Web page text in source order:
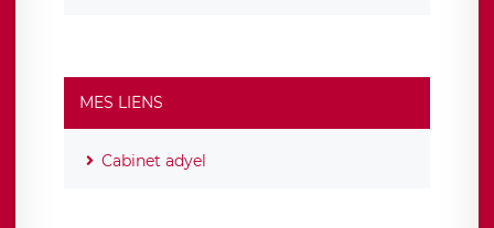
MES LIENS
Cabinet adyel